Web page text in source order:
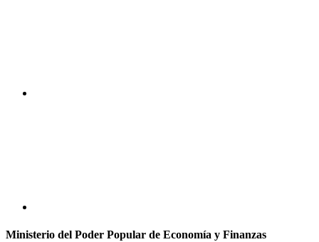
Ministerio del Poder Popular de Economía y Finanzas